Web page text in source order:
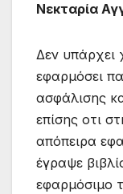
Νεκταρία
Δεν υπάρχει
εφαρμόσει
ασφάλισης
επίσης οτι
απόπειρα
έγραψε
εφαρμόσιμο